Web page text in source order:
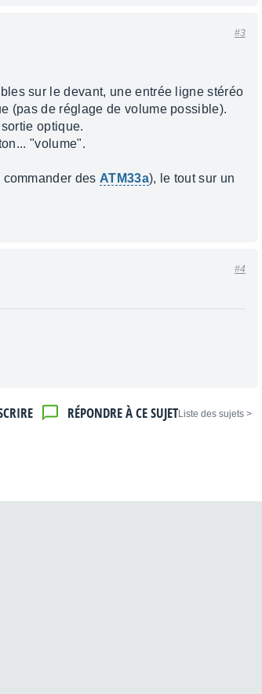
#3
sur le devant, une entrée ligne stéréo
(pas de réglage de volume possible).
optique.
"volume".
des ATM33a), le tout sur un
#4
< Liste des sujets
RÉPONDRE À CE SUJET